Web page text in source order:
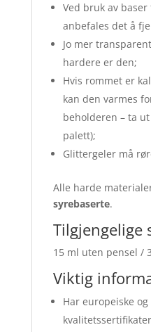
Ved bruk av
anbefales det å
Jo mer
hardere er den;
Hvis rommet er
kan den varmes
beholderen – ta
palett);
Glittergeler må
Alle harde
syrebaserte.
Tilgjengelige
15 ml uten pensel /
Viktig
Har europeiske